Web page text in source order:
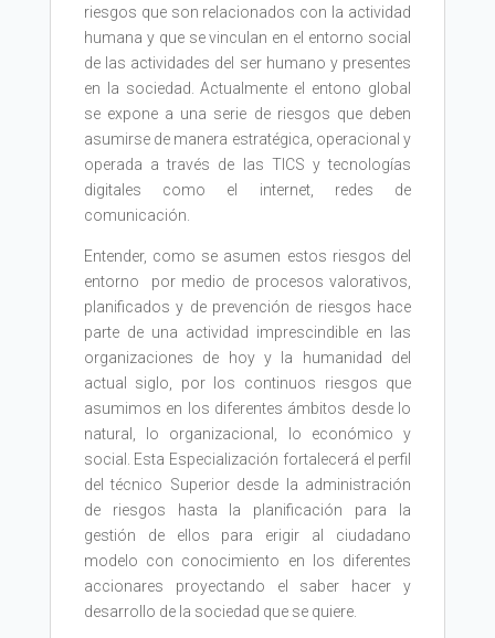
riesgos que son relacionados con la actividad
humana y que se vinculan en el entorno social
de las actividades del ser humano y presentes
en la sociedad. Actualmente el entono global
se expone a una serie de riesgos que deben
asumirse de manera estratégica, operacional y
operada a través de las TICS y tecnologías
digitales como el internet, redes de
comunicación.
Entender, como se asumen estos riesgos del
entorno por medio de procesos valorativos,
planificados y de prevención de riesgos hace
parte de una actividad imprescindible en las
organizaciones de hoy y la humanidad del
actual siglo, por los continuos riesgos que
asumimos en los diferentes ámbitos desde lo
natural, lo organizacional, lo económico y
social. Esta Especialización fortalecerá el perfil
del técnico Superior desde la administración
de riesgos hasta la planificación para la
gestión de ellos para erigir al ciudadano
modelo con conocimiento en los diferentes
accionares proyectando el saber hacer y
desarrollo de la sociedad que se quiere.